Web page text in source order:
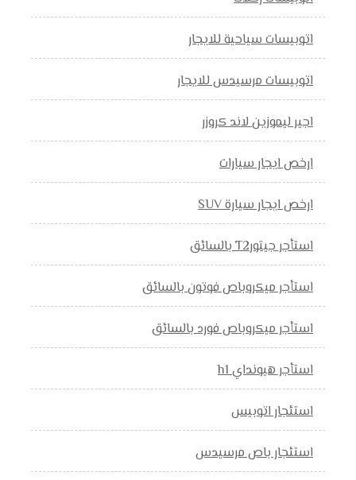
اتوبيسات سياحية للايجار
اتوبيسات مرسيدس للايجار
اجير ليموزين لاند كروزر
ارخص ايجار سيارات
ارخص ايجار سيارة SUV
استأجر جيتورT2 بالسائق
استأجر ميكروباص فوتون بالسائق
استأجر ميكروباص فورد بالسائق
استأجر هيونداي h1
استئجار اتوبيس
استئجار باص مرسيدس